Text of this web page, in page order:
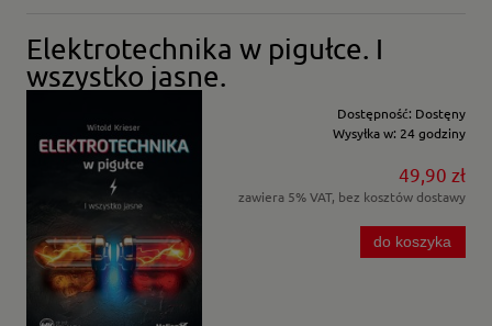
Elektrotechnika w pigułce. I
wszystko jasne.
Dostępność: Dostęny
Wysyłka w: 24 godziny
49,90 zł
zawiera 5% VAT, bez kosztów dostawy
do koszyka